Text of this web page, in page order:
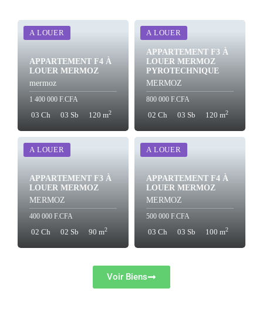
A LOUER
APPARTEMENT F4 À
LOUER MERMOZ
mermoz
1 400 000 F.CFA
03 Ch 03 Sb 120 m2
A LOUER
APPARTEMENT F3 À
LOUER MERMOZ
PYROTECHNIQUE
MERMOZ
800 000 F.CFA
02 Ch 03 Sb 120 m2
A LOUER
APPARTEMENT F3 À
LOUER MERMOZ
MERMOZ
400 000 F.CFA
02 Ch 02 Sb 90 m2
A LOUER
APPARTEMENT F4 À
LOUER MERMOZ
MERMOZ
500 000 F.CFA
03 Ch 03 Sb 100 m2
Voir Biens